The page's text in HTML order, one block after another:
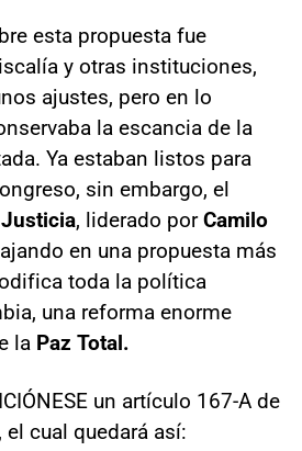
esta propuesta fue
y otras instituciones,
ajustes, pero en lo
la escancia de la
Ya estaban listos para
sin embargo, el
, liderado porCamilo
en una propuesta más
toda la política
una reforma enorme
la Paz Total.
un artículo 167-A de
cual quedará así: